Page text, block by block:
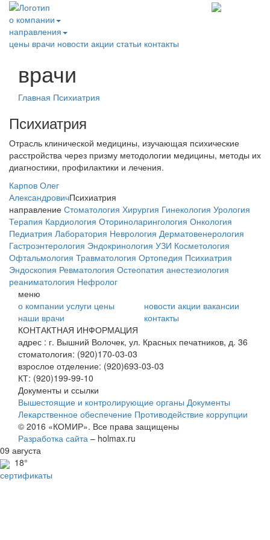
о компании
направления
цены врачи новости акции статьи контакты
врачи
Главная Психиатрия
Психиатрия
Отрасль клинической медицины, изучающая психические
расстройства через призму методологии медицины, методы их
диагностики, профилактики и лечения.
Карпов Олег
АлександровичПсихиатрия
направление Стоматология Хирургия Гинекология Урология
Терапия Кардиология Оториноларингология Онкология
Педиатрия Лаборатория Неврология Дерматовенерология
Гастроэнтерология Эндокринология УЗИ Косметология
Офтальмология Травматология Ортопедия Психиатрия
Эндоскопия Ревматология Остеопатия анестезиология
реаниматология Нефролог
меню
о компании услуги цены
наши врачи
новости акции вакансии
контакты
КОНТАКТНАЯ ИНФОРМАЦИЯ
адрес : г. Вышний Волочек, ул. Красных печатников, д. 36
стоматология: (920)170-03-03
взрослое отделение: (920)693-03-03
КТ: (920)199-99-10
Документы и ссылки
Вышестоящие и контролирующие органы Документы
Лекарственное обеспечение Противодействие коррупции
© 2016 «КОМИР». Все права защищены
Разработка сайта – holmax.ru
09 августа
18°
сертификаты